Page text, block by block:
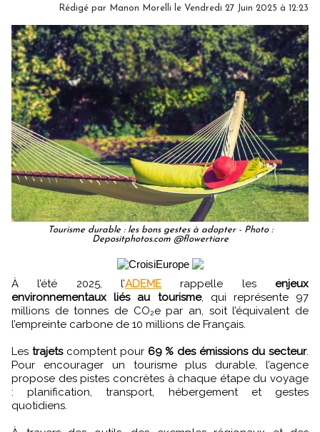
Rédigé par Manon Morelli le Vendredi 27 Juin 2025 à 12:23
Tourisme durable : les bons gestes à adopter - Photo :
Depositphotos.com @flowertiare
À l’été 2025, l’ADEME rappelle les enjeux
environnementaux liés au tourisme, qui représente 97
millions de tonnes de CO₂e par an, soit l’équivalent de
l’empreinte carbone de 10 millions de Français.
Les trajets comptent pour 69 % des émissions du secteur.
Pour encourager un tourisme plus durable, l’agence
propose des pistes concrètes à chaque étape du voyage
: planification, transport, hébergement et gestes
quotidiens.